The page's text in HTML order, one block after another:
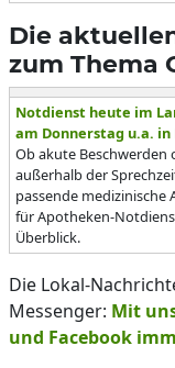
Die
zum Thema
Notdienst heute im
am Donnerstag u.a.
Ob akute
außerhalb der
passende medizinische
für Apotheken-
Überblick.
Die Lokal-
Messenger: Mit
und Facebook